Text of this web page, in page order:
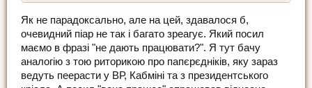
Як не парадоксально, але на цей, здавалося б,
очевидний піар не так і багато зреагує. Який посил
маємо в фразі "не дають працювати?". Я тут бачу
аналогію з тою риторикою про папєрєдніків, яку зараз
ведуть пеерасти у ВР, Кабміні та з президентського